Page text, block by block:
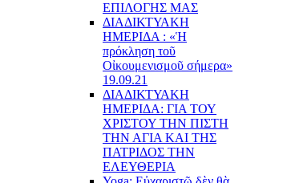
EΠΙΛΟΓΗΣ ΜΑΣ
ΔΙΑΔΙΚΤΥΑΚΗ
ΗΜΕΡΙΔΑ : «Ἡ
πρόκληση τοῦ
Οἰκουμενισμοῦ σήμερα»
19.09.21
ΔΙΑΔΙΚΤΥΑΚΗ
ΗΜΕΡΙΔΑ: ΓΙΑ ΤΟΥ
ΧΡΙΣΤΟΥ ΤΗΝ ΠΙΣΤΗ
ΤΗΝ ΑΓΙΑ ΚΑΙ ΤΗΣ
ΠΑΤΡΙΔΟΣ ΤΗΝ
ΕΛΕΥΘΕΡΙΑ